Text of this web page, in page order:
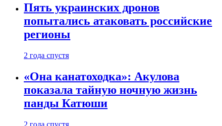
Пять украинских дронов
попытались атаковать российские
регионы
2 года спустя
«Она канатоходка»: Акулова
показала тайную ночную жизнь
панды Катюши
2 года спустя